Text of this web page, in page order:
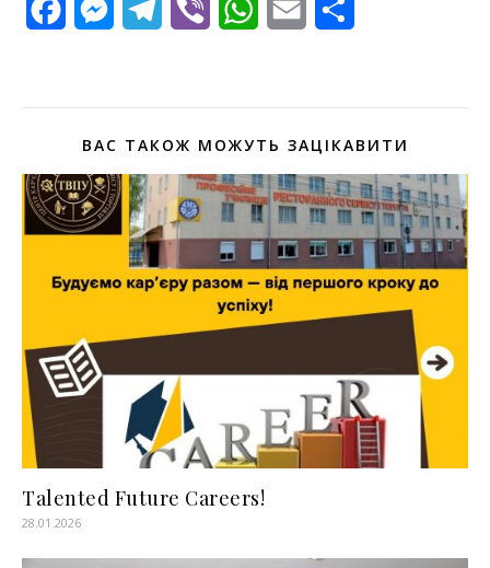
FacebookMessengerTelegram
Viber WhatsApp
Email
ВАС ТАКОЖ МОЖУТЬ ЗАЦІКАВИТИ
Talented Future Careers!
28.01.2026